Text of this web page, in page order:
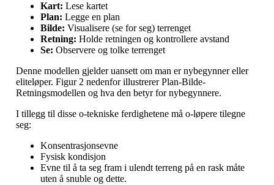
Kart: Lese kartet
Plan: Legge en plan
Bilde: Visualisere (se for seg) terrenget
Retning: Holde retningen og kontrollere avstand
Se: Observere og tolke terrenget
Denne modellen gjelder uansett om man er nybegynner eller
eliteløper. Figur 2 nedenfor illustrerer Plan-Bilde-
Retningsmodellen og hva den betyr for nybegynnere.
I tillegg til disse o-tekniske ferdighetene må o-løpere tilegne
seg:
Konsentrasjonsevne
Fysisk kondisjon
Evne til å ta seg fram i ulendt terreng på en rask måte
uten å snuble og dette.